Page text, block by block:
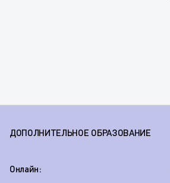
ДОПОЛНИТЕЛЬНОЕ ОБРАЗОВАНИЕ
Онлайн: